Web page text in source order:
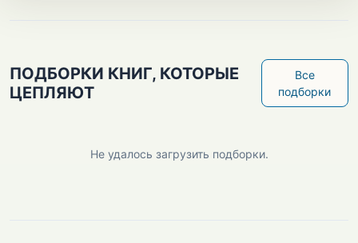
ПОДБОРКИ КНИГ, КОТОРЫЕ
ЦЕПЛЯЮТ
Все
подборки
Не удалось загрузить подборки.